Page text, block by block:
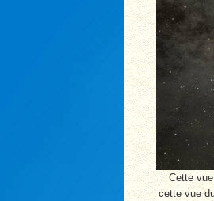
Cette
cette vue